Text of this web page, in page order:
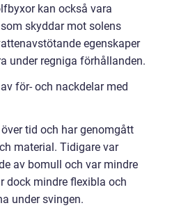
kan också vara
skyddar mot solens
egenskaper
under regniga förhållanden.
för- och nackdelar med
tid och har genomgått
material. Tidigare var
av bomull och var mindre
dock mindre flexibla och
under svingen.